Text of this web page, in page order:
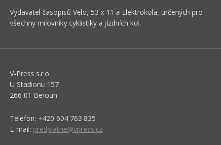
Vydavatel časopisů Velo, 53 x 11 a Elektrokola, určených pro
všechny milovníky cyklistiky a jízdních kol.
V-Press s.r.o.
U Stadionu 157
266 01 Beroun
Telefon: +420 604 763 835
E-mail: predplatne@vpress.cz